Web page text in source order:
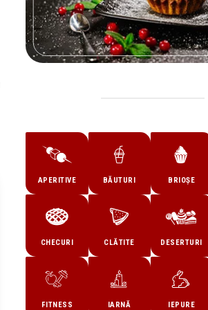
APERITIVE BĂUTURI BRIOȘE
CHECURI CLĂTITE DESERTURI
FITNESS IARNĂ IEPURE